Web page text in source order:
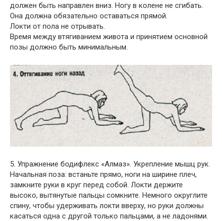
должен быть направлен вниз. Ногу в колене не сгибать.
Она должна обязательно оставаться прямой.
Локти от пола не отрывать.
Время между втягиванием живота и принятием основной
позы должно быть минимальным.
5. Упражнение бодифлекс «Алмаз». Укрепление мышц рук.
Начальная поза: встаньте прямо, ноги на ширине плеч,
замкните руки в круг перед собой. Локти держите
высоко, вытянутые пальцы сомкните. Немного округлите
спину, чтобы удерживать локти вверху, но руки должны
касаться одна с другой только пальцами, а не ладонями.